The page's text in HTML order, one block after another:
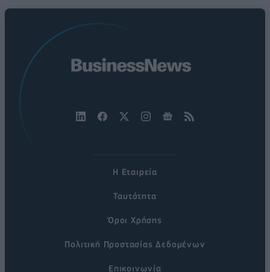
Η Εταιρεία
Ταυτότητα
Όροι Χρήσης
Πολιτική Προστασίας Δεδομένων
Επικοινωνία